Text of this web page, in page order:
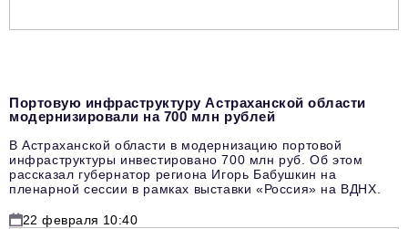
Портовую инфраструктуру Астраханской области
модернизировали на 700 млн рублей
В Астраханской области в модернизацию портовой
инфраструктуры инвестировано 700 млн руб. Об этом
рассказал губернатор региона Игорь Бабушкин на
пленарной сессии в рамках выставки «Россия» на ВДНХ.
22 февраля 10:40